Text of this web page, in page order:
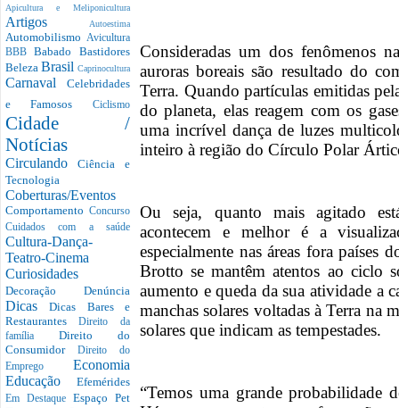
Apicultura e Meliponicultura
Artigos Autoestima
Automobilismo Avicultura
BBBBabado Bastidores
Beleza Brasil Caprinocultura
Carnaval Celebridades
e Famosos Ciclismo
Cidade /
Notícias
CirculandoCiência e
Tecnologia
Coberturas/Eventos
Comportamento Concurso
Cuidados com a saúde
Cultura-Dança-
Teatro-Cinema
Curiosidades
Decoração Denúncia
DicasDicas Bares e
RestaurantesDireito da
família Direito do
Consumidor Direito do
Emprego Economia
Educação Efemérides
Em Destaque Espaço Pet
Consideradas um dos fenômenos
auroras boreais são resultado do
Terra. Quando partículas emitidas
do planeta, elas reagem com os
uma incrível dança de luzes
inteiro à região do Círculo Polar
Ou seja, quanto mais agitado
acontecem e melhor é a
especialmente nas áreas fora países
Brotto se mantêm atentos ao ciclo
aumento e queda da sua atividade a
manchas solares voltadas à Terra na
solares que indicam as tempestades.
“Temos uma grande probabilidade